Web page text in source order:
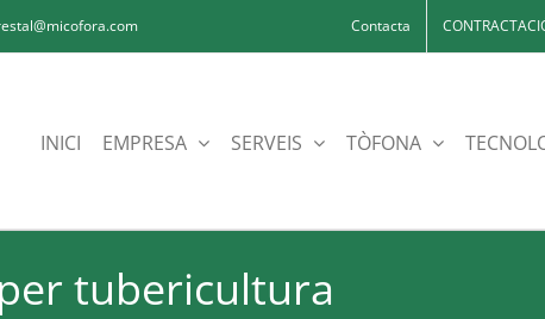
Contacta
INICI EMPRESA SERVEIS TÒFONA
tubericultura